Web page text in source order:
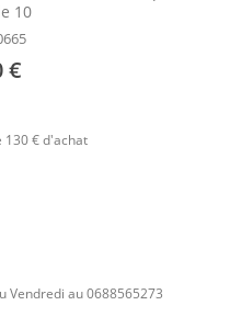
10
€
130 € d'achat
Vendredi au 0688565273